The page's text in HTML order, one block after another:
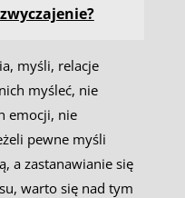
myśli, relacje
myśleć, nie
emocji, nie
pewne myśli
a zastanawianie się
warto się nad tym